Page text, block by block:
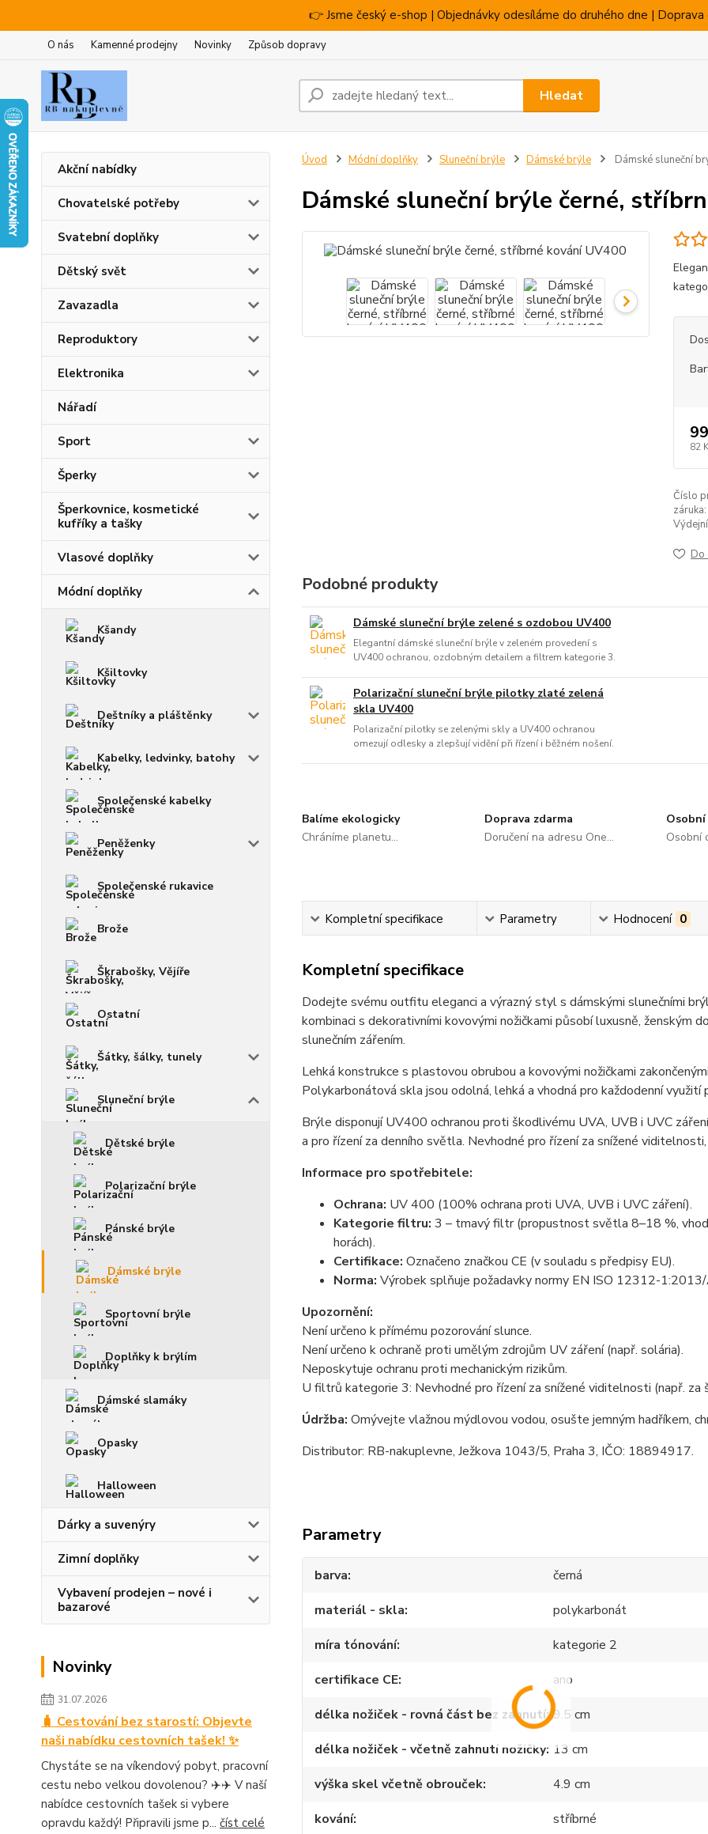
👉 Jsme český e-shop | Objednávky odesíláme do druhého dne | Doprava
O nás Kamenné prodejny Novinky Způsob dopravy
Hledat
Akční nabídky
Chovatelské potřeby
Svatební doplňky
Dětský svět
Zavazadla
Reproduktory
Elektronika
Nářadí
Sport
Šperky
Šperkovnice, kosmetické
kufříky a tašky
Vlasové doplňky
Módní doplňky
Kšandy
Kšiltovky
Deštníky a pláštěnky
Kabelky, ledvinky, batohy
Společenské kabelky
Peněženky
Společenské rukavice
Brože
Škrabošky, Vějíře
Ostatní
Šátky, šálky, tunely
Sluneční brýle
Dětské brýle
Polarizační brýle
Pánské brýle
Dámské brýle
Sportovní brýle
Doplňky k brýlím
Dámské slamáky
Opasky
Halloween
Dárky a suvenýry
Zimní doplňky
Vybavení prodejen – nové i
bazarové
Novinky
31.07.2026
🧳 Cestování bez starostí: Objevte
naši nabídku cestovních tašek! ✨
Chystáte se na víkendový pobyt, pracovní
cestu nebo velkou dovolenou? ✈️✈️ V naší
nabídce cestovních tašek si vybere
opravdu každý! Připravili jsme p... číst celé
Úvod Módní doplňky Sluneční brýle Dámské brýle Dámské sluneční
Dámské sluneční brýle černé,
82
Číslo
záruka:
Do
Podobné produkty
Dámské sluneční brýle zelené s ozdobou UV400
Elegantní dámské sluneční brýle v zeleném provedení s
UV400 ochranou, ozdobným detailem a filtrem kategorie 3.
Polarizační sluneční brýle pilotky zlaté zelená
skla UV400
Polarizační pilotky se zelenými skly a UV400 ochranou
omezují odlesky a zlepšují vidění při řízení i běžném nošení.
Balíme ekologicky
Chráníme planetu...
Doprava zdarma
Doručení na adresu One...
Osobní
Kompletní specifikace Parametry Hodnocení 0
Kompletní specifikace
Dodejte svému outfitu eleganci a výrazný styl s dámskými slunečními
kombinaci s dekorativními kovovými nožičkami působí luxusně, ženským
slunečním zářením.
Lehká konstrukce s plastovou obrubou a kovovými nožičkami
Polykarbonátová skla jsou odolná, lehká a vhodná pro každodenní využití
Brýle disponují UV400 ochranou proti škodlivému UVA, UVB i UVC
a pro řízení za denního světla. Nevhodné pro řízení za snížené
Informace pro spotřebitele:
Ochrana: UV 400 (100% ochrana proti UVA, UVB i UVC záření).
Kategorie filtru: 3 – tmavý filtr (propustnost světla 8–18 %,
horách).
Certifikace: Označeno značkou CE (v souladu s předpisy EU).
Norma: Výrobek splňuje požadavky normy EN ISO 12312-
Upozornění:
Není určeno k přímému pozorování slunce.
Není určeno k ochraně proti umělým zdrojům UV záření (např. solária).
Neposkytuje ochranu proti mechanickým rizikům.
U filtrů kategorie 3: Nevhodné pro řízení za snížené viditelnosti (např. za
Údržba: Omývejte vlažnou mýdlovou vodou, osušte jemným hadříkem,
Distributor: RB-nakuplevne, Ježkova 1043/5, Praha 3, IČO: 18894917.
Parametry
barva
černá
materiál - skla
polykarbonát
míra tónování
kategorie 2
certifikace CE
ano
délka nožiček - rovná část bez zahnutí 9.5 cm
délka nožiček - včetně zahnutí nožičky 13 cm
výška skel včetně obrouček
4.9 cm
kování
stříbrné